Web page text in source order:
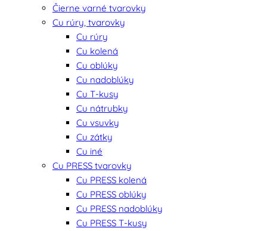
Čierne varné tvarovky
Cu rúry, tvarovky
Cu rúry
Cu kolená
Cu oblúky
Cu nadoblúky
Cu T-kusy
Cu nátrubky
Cu vsuvky
Cu zátky
Cu iné
Cu PRESS tvarovky
Cu PRESS kolená
Cu PRESS oblúky
Cu PRESS nadoblúky
Cu PRESS T-kusy